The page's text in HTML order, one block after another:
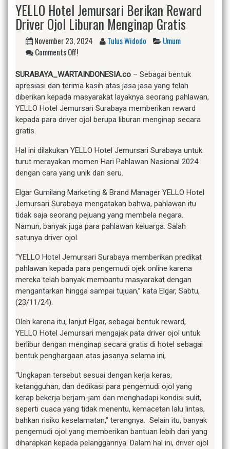
YELLO Hotel Jemursari Berikan Reward
Driver Ojol Liburan Menginap Gratis
November 23, 2024 Tulus Widodo
Umum
Comments Off!
SURABAYA_WARTAINDONESIA.co – Sebagai bentuk
apresiasi dan terima kasih atas jasa jasa yang telah
diberikan kepada masyarakat layaknya seorang pahlawan,
YELLO Hotel Jemursari Surabaya memberikan reward
kepada para driver ojol berupa liburan menginap secara
gratis.
Hal ini dilakukan YELLO Hotel Jemursari Surabaya untuk
turut merayakan momen Hari Pahlawan Nasional 2024
dengan cara yang unik dan seru.
Elgar Gumilang Marketing & Brand Manager YELLO Hotel
Jemursari Surabaya mengatakan bahwa, pahlawan itu
tidak saja seorang pejuang yang membela negara.
Namun, banyak juga para pahlawan keluarga. Salah
satunya driver ojol.
“YELLO Hotel Jemursari Surabaya memberikan predikat
pahlawan kepada para pengemudi ojek online karena
mereka telah banyak membantu masyarakat dengan
mengantarkan hingga sampai tujuan,” kata Elgar, Sabtu,
(23/11/24).
Oleh karena itu, lanjut Elgar, sebagai bentuk reward,
YELLO Hotel Jemursari mengajak pata driver ojol untuk
berlibur dengan menginap secara gratis di hotel sebagai
bentuk penghargaan atas jasanya selama ini,
“Ungkapan tersebut sesuai dengan kerja keras,
ketangguhan, dan dedikasi para pengemudi ojol yang
kerap bekerja berjam-jam dan menghadapi kondisi sulit,
seperti cuaca yang tidak menentu, kemacetan lalu lintas,
bahkan risiko keselamatan,” terangnya. Selain itu, banyak
pengemudi ojol yang memberikan bantuan lebih dari yang
diharapkan kepada pelanggannya. Dalam hal ini, driver ojol